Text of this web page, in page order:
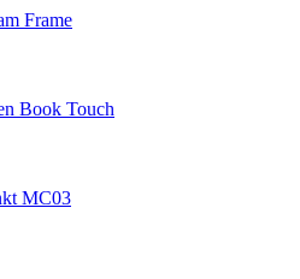
Frame
Book Touch
MC03